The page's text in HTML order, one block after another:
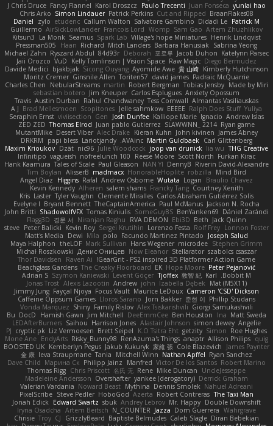
yunlai hao
Juan Fonseca
Paulo Trecenti
Karol Droszcz
Fancy Flannel
J Chris Druce
BraanFlakes08
Cut and Ripped
Patrick Perkins
Simon Lindauer
Chris Arko
Patrick M
Didadi Le
Salvatore Gambino
Callum Walton
etudenc
zylo
Daniel
Artem Zhuzhlikov
Sam Gao
Womp
Francois Lord
AirSickLowLander
Guillermo
Henrik Lindqvist
Village's hope Miniatures
Spark Lab
Seamus
La Monk
Kitsun3
Sabrina Yeong
Barbara Hanusiak
Mitch Landers
Richard
Haan
Pressman505
Katelynn Parsec
Jacob Duhon
포로루
Deborah
84d93r
Ryszard Abdul
Michael Zahn
Diego Bermudez
Raw Magic
Kelly Tomlinson | Vision Space
VuD
Jaii Orozco
Kimberly Hutchinson
貴 山崎
Ayomide Awe
Sicong Ouyang
bjakbjak
Davide Medici
Padraic McQuarrie
david james
Toriten57
Ginsnile Allen
Moritz Cremer
Made by Miri
Tobias Jensby
Robert Bergman
martin
NebularStreams
Charles Chen
Anxiety Opossum
Carlos Esplugues
Jim Kneuper
sebastian botero
Almantas Vasiliauskas
Tess Cornwall
Rahul Chandwaney
Austin Durban
Travis
Yuliya
Ralph Does Stuff
EEEEE
Jelle sahmkow
Scopitones
Brad Mellesmoen
A J
Andrew Islas
Ignacio
Kalliope Marie
Josh Dunfee
Gen
viviisection
Seraphin Ernst
Ryan game
SLAWWNN_ 2214
Juan pablo Gutierrez
Thomas Elrod
ZED ZED
James Abney
John kivinen
Kieran Kuhn
Alec Drake
Desert Viber
MutantMike
Carl Glittenberg
Martin Guldbaek
AVAinc.
Lariotjandy
papi bless
DRKRM
THG Creative
lia wu
joop van drunick
Julie Woodcock
nic96
Dzät
Maxim Krioukov
Furkan Kirac
Scott North
Reese Moore
nofreelunch 100
vagueish
Infinitipo
Riverin David-Alexandre
DennyB
NAN YI
Paul Gleason
Tales of Scale
Hank Kaamura
Mind Bird
robzilla
HonorableHoplite
madmacx
AlisserB
Tim Boylan
Braulio Chavez
Logan
Wutata
Andrew Osborne
Rafal
Higgins
Angel Diaz
Courtney Xenith
Francky Tang
salem shams
Alheren
Kevin Kennedy
Carlos Abraham Gutiérrez Solis
Clemente Miralles
Tyler Vaughn
Laster
Kris
Jackson N. Rocha
Paul McManus
TheCaptainAmerica
Bryant Bennett
Evelyne I
Dániel Zarándi
BenYanken69
SomeGuyBS
Tomas Kiniulis
ShadowolfVFX
John Britti
Jack Quinn
Beth
Ebi3D
RVA DEMON
Niranjan Raghu
경문 서
Flagg3D
Lonnon Foster
Rolf Frey
Lorenzo Festa
Sergei Krutihin
Kevin Roy
Peter Balicki
steve
Joseph Salud
Facundo Martinez Pintado
polo
Mila
Dewi
Matt's Media
Stephen Grimm
microdee
Hans Wegener
Mark Sullivan
theLOF
Maya Halphon
szabolcs csaszar
Stellarator
Now Eleanor
Денис Оницев
Michał Roszkowski
GearGrit - PS2 inspired 3D Platformer Action Game!
Raven Ai
Thor Davidsen
Peter Pejanović
Hope Moore
EK
The Creaky Floorboard
Beachglass Gardens
Bobbit M.
Karl
敦智 紀
Tjoffex
Levent Göçer
Szymon Kaniewski
Adrian S
Mat (M5X11)
Izabella Dębek
john
Andrew
Alexis Lazootin
Jonas Trost
Cameron 'CSD' Dickson
Maurice LeDoux
Focus Vault
Fayçal Njoya
Jimmy Jung
Phillip Studans
준현 이
Jorn Bakker
Lloros Sarano
Caffeine Oppsum Games
Giorgi Samukashvili
Alex Tsiskarishvili
Family Rislov
Shiny
Vonda Marquez
Matt Sweda
Ina
Ben Houston
DeeEmmCee
Jim Mitchell
Hamish Gawn
DocD
Bu
Angelie
simon dewey
Alastair Johnson
Harrison Jones
Saihou
LEDAfterBurners
Roe Hughes
Simon
getzity
K.O Tsitra Eht
Brett Seipel
Liz Vermoesen
cryptic pk
PJ
quig
Allison Philips
anaptr
RenAzuma's Things
Risky_Bunny98
EndyArts
Mone Ane
James Paynter
Cole Blazevich
家維 張
Jakub Kukuryk
Kemberlyn Pegus
BOOSTED UK
Ryan Sanchez
Nathan Apffel
Mitchell Winn
Tania
Ieva Straupmane
金 康
Robert Marino
Victor De los Santos
Manfred
Philipp Jainz
Марина Ск
Dave Child
UncleJesseppe
Mike Duncan
Rene
名氏 无
Chris Priscott
Thomas Rigg
Derrick Graham
yankee (derogatory)
Overshafter
Madeleine Andersson
Nahuel Adreani
Dennis Smolek
Mythina
Noward Beast
Valerian Vardania
The Taxi Man
Robert Contreras
Azerta
HoboGod
Steve Pedler
PixelScribe
Double Downshift
Mr. Happy
Andrey Lebrov
sbuk
Edward Swartz
Jonah Edick
Wahrgrave
Dom Guerrera
Jazza
N_COUNTER
Artem Beitsch
Iryna Osadcha
Diran Bebekian
Caleb Slagle
Baptiste Belmudes
GrizzlyBeard
CJ
Troy
Chrisie